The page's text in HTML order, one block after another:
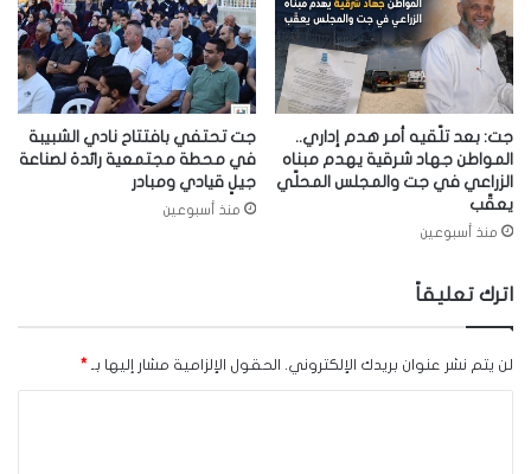
جت: بعد تلّقيه أمر هدم إداري..
المواطن جهاد شرقية يهدم مبناه
الزراعي في جت والمجلس المحلّي
يعقّب
منذ أسبوعين
جت تحتفي بافتتاح نادي الشبيبة
في محطة مجتمعية رائدة لصناعة
جيلٍ قيادي ومبادر
منذ أسبوعين
اترك تعليقاً
لن يتم نشر عنوان بريدك الإلكتروني. الحقول الإلزامية مشار إليها بـ *